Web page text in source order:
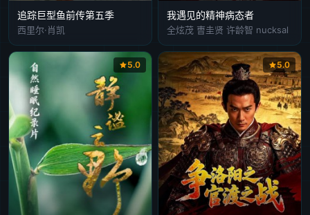
追踪巨型鱼前传第五季
西里尔·肖凯
我遇见的精神病态者
全炫茂 曺圭贤 许龄智 nucksal
5.0 5.0